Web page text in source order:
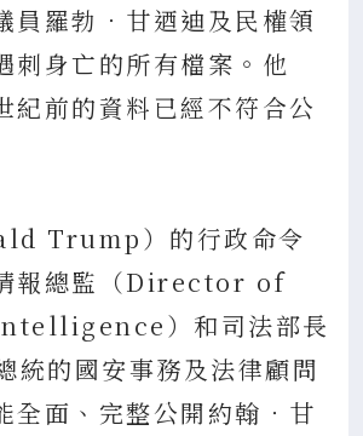
員羅勃．甘迺迪及民權領
刺身亡的所有檔案。他
紀前的資料已經不符合公
Trump）的行政命令
報總監（Director of
）和司法部長
統的國安事務及法律顧問
全面、完整公開約翰．甘